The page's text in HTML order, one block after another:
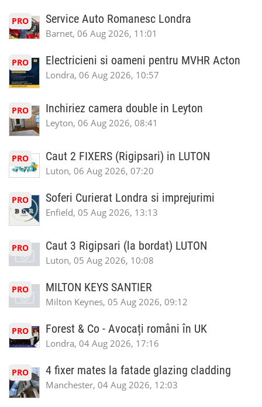
PRO Service Auto Romanesc Londra
Barnet, 06 Aug 2026, 11:01
PRO Electricieni si oameni pentru MVHR Acton
Londra, 06 Aug 2026, 10:57
PRO Inchiriez camera double in Leyton
Leyton, 06 Aug 2026, 08:41
PRO Caut 2 FIXERS (Rigipsari) in LUTON
Luton, 06 Aug 2026, 07:20
PRO Soferi Curierat Londra si imprejurimi
Enfield, 05 Aug 2026, 13:13
PRO Caut 3 Rigipsari (la bordat) LUTON
Luton, 05 Aug 2026, 10:08
PRO MILTON KEYS SANTIER
Milton Keynes, 05 Aug 2026, 09:12
PRO Forest & Co - Avocați români în UK
Londra, 04 Aug 2026, 17:16
PRO 4 fixer mates la fatade glazing cladding
Manchester, 04 Aug 2026, 12:03